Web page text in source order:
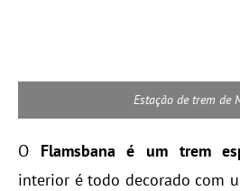
Estação de trem de
O Flamsbana é um trem
interior é todo decorado com